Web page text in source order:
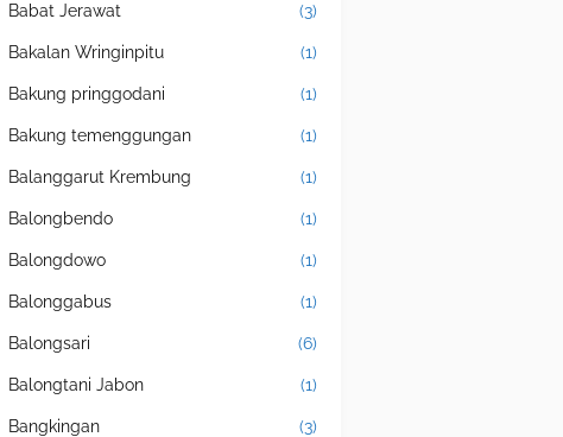
Babat Jerawat (3)
Bakalan Wringinpitu (1)
Bakung pringgodani (1)
Bakung temenggungan (1)
Balanggarut Krembung (1)
Balongbendo (1)
Balongdowo (1)
Balonggabus (1)
Balongsari (6)
Balongtani Jabon (1)
Bangkingan (3)